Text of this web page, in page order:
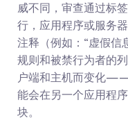
威不同，审查通过标
行，应用程序或服务
注释（例如：“虚假信
规则和被禁行为者的
户端和主机而变化
能会在另一个应用程
块。